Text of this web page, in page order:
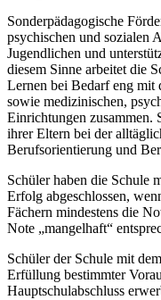
Sonderpädagogische
psychischen und sozialen
Jugendlichen und
diesem Sinne arbeitet die
Lernen bei Bedarf eng mit
sowie medizinischen,
Einrichtungen zusammen.
ihrer Eltern bei der
Berufsorientierung und
Schüler haben die Schule
Erfolg abgeschlossen,
Fächern mindestens die
Note „mangelhaft“
Schüler der Schule mit
Erfüllung bestimmter
Hauptschulabschluss